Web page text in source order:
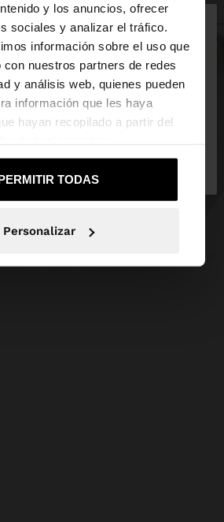
y los anuncios, ofrecer
sociales y analizar el tráfico.
información sobre el uso que
con nuestros partners de redes
y análisis web, quienes pueden
información que les haya
hayan recopilado a partir del
TODAS
Personalizar
la web de España. ¿Quieres ir a